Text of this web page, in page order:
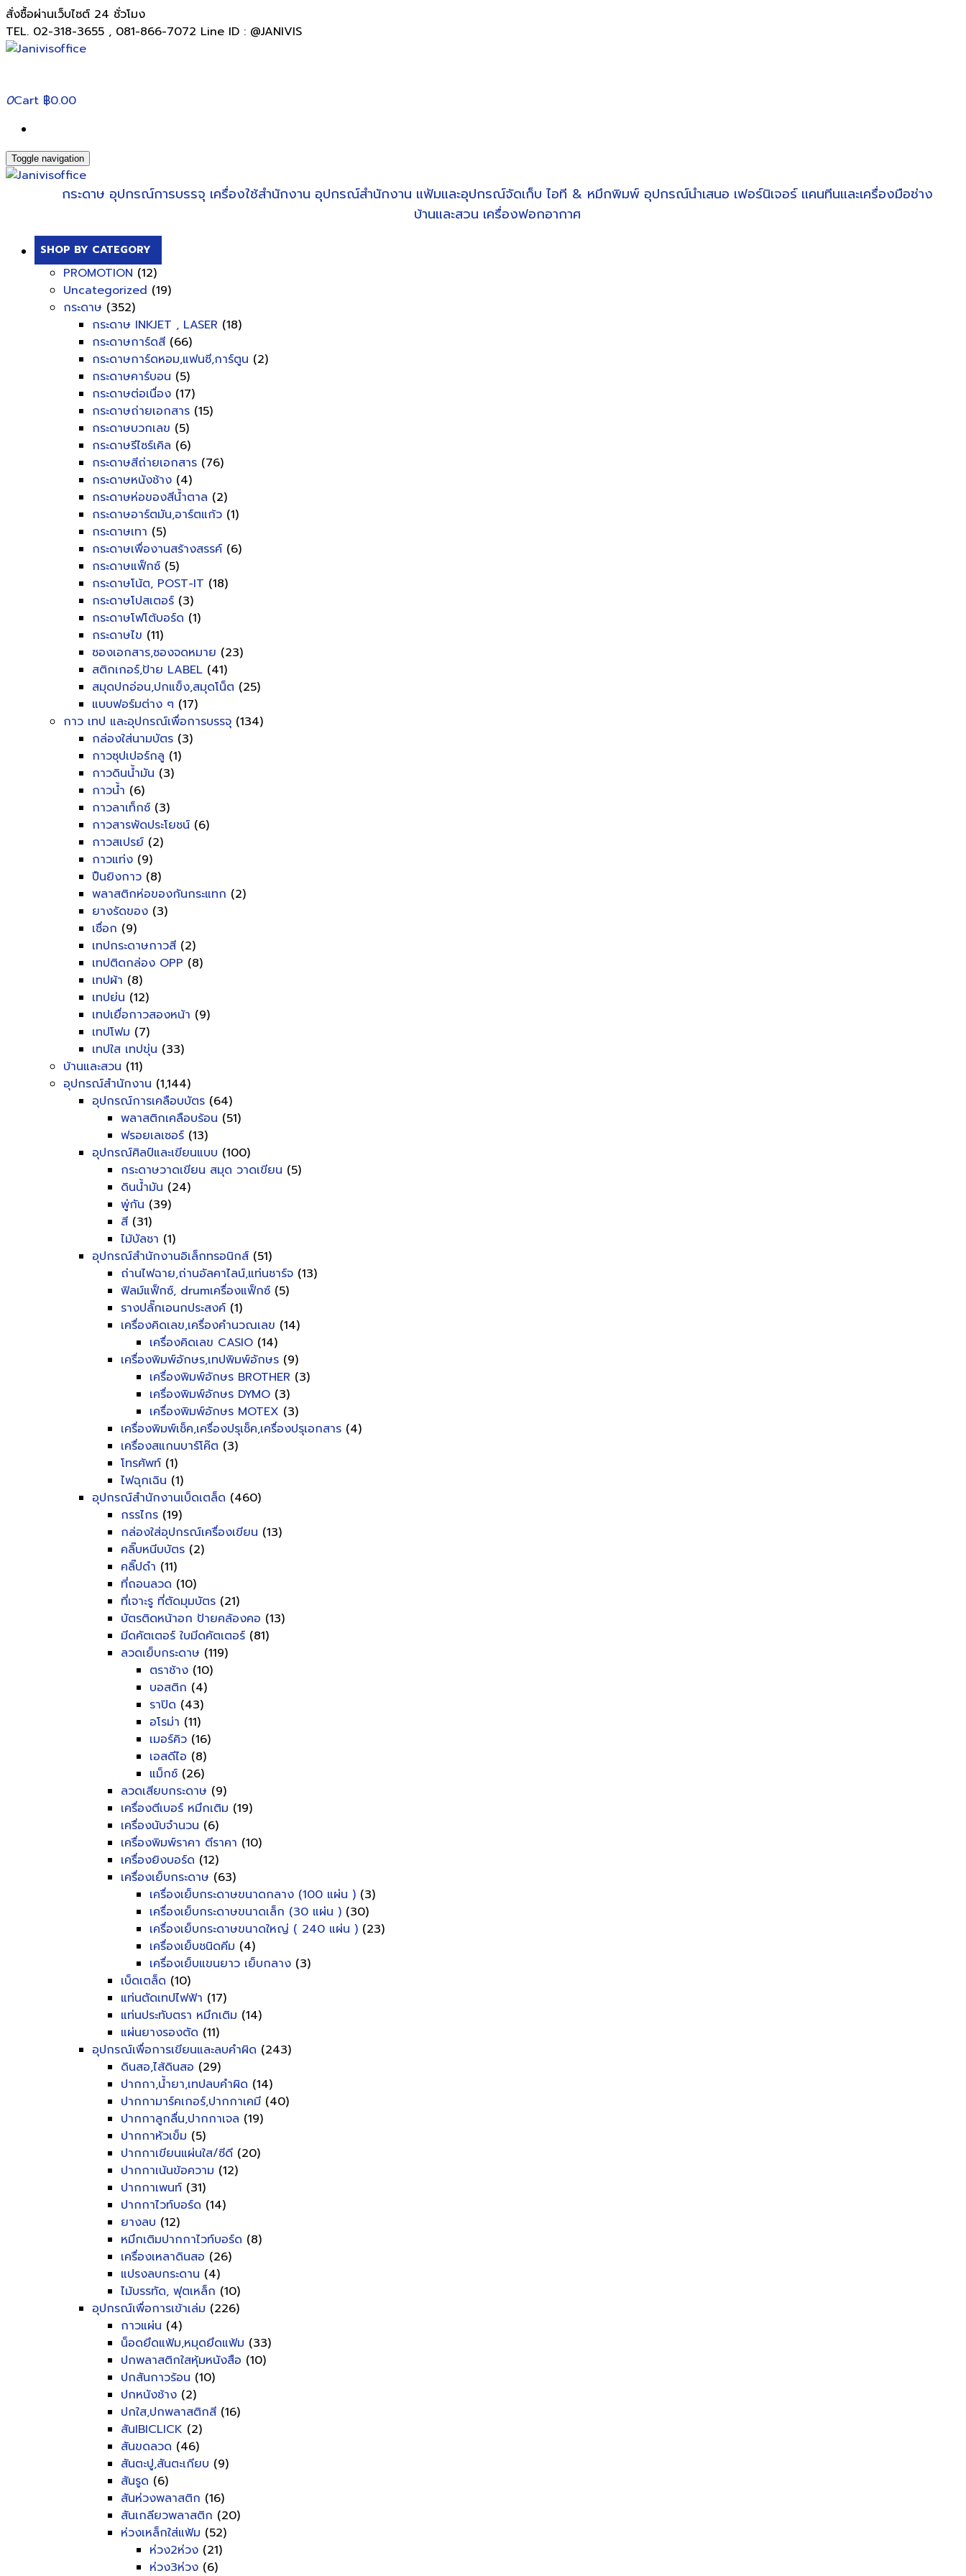
สั่งซื้อผ่านเว็บไซต์ 24 ชั่วโมง
TEL. 02-318-3655 , 081-866-7072 Line ID : @JANIVIS
0Cart ฿0.00
Toggle navigation
กระดาษ อุปกรณ์การบรรจุ เครื่องใช้สำนักงาน อุปกรณ์สำนักงาน แฟ้มและอุปกรณ์จัดเก็บ ไอที & หมึกพิมพ์ อุปกรณ์นำเสนอ เฟอร์นิเจอร์ แคนทีนและเครื่องมือช่าง
บ้านและสวน เครื่องฟอกอากาศ
SHOP BY CATEGORY
PROMOTION (12)
Uncategorized (19)
กระดาษ (352)
กระดาษ INKJET , LASER (18)
กระดาษการ์ดสี (66)
กระดาษการ์ดหอม,แฟนซี,การ์ตูน (2)
กระดาษคาร์บอน (5)
กระดาษต่อเนื่อง (17)
กระดาษถ่ายเอกสาร (15)
กระดาษบวกเลข (5)
กระดาษรีไซร์เคิล (6)
กระดาษสีถ่ายเอกสาร (76)
กระดาษหนังช้าง (4)
กระดาษห่อของสีน้ำตาล (2)
กระดาษอาร์ตมัน,อาร์ตแก้ว (1)
กระดาษเทา (5)
กระดาษเพื่องานสร้างสรรค์ (6)
กระดาษแฟ็กซ์ (5)
กระดาษโน้ต, POST-IT (18)
กระดาษโปสเตอร์ (3)
กระดาษโฟโต้บอร์ด (1)
กระดาษไข (11)
ซองเอกสาร,ซองจดหมาย (23)
สติกเกอร์,ป้าย LABEL (41)
สมุดปกอ่อน,ปกแข็ง,สมุดโน็ต (25)
แบบฟอร์มต่าง ๆ (17)
กาว เทป และอุปกรณ์เพื่อการบรรจุ (134)
กล่องใส่นามบัตร (3)
กาวซุปเปอร์กลู (1)
กาวดินน้ำมัน (3)
กาวน้ำ (6)
กาวลาเท็กซ์ (3)
กาวสารพัดประโยชน์ (6)
กาวสเปรย์ (2)
กาวแท่ง (9)
ปืนยิงกาว (8)
พลาสติกห่อของกันกระแทก (2)
ยางรัดของ (3)
เชื่อก (9)
เทปกระดาษกาวสี (2)
เทปติดกล่อง OPP (8)
เทปผ้า (8)
เทปย่น (12)
เทปเยื่อกาวสองหน้า (9)
เทปโฟม (7)
เทปใส เทปขุ่น (33)
บ้านและสวน (11)
อุปกรณ์สำนักงาน (1,144)
อุปกรณ์การเคลือบบัตร (64)
พลาสติกเคลือบร้อน (51)
ฟรอยเลเซอร์ (13)
อุปกรณ์ศิลป์และเขียนแบบ (100)
กระดาษวาดเขียน สมุด วาดเขียน (5)
ดินน้ำมัน (24)
พู่กัน (39)
สี (31)
ไม้บัลชา (1)
อุปกรณ์สำนักงานอิเล็กทรอนิกส์ (51)
ถ่านไฟฉาย,ถ่านอัลคาไลน์,แท่นชาร์จ (13)
ฟิลม์แฟ็กซ์, drumเครื่องแฟ็กซ์ (5)
รางปลั๊กเอนกประสงค์ (1)
เครื่องคิดเลข,เครื่องคำนวณเลข (14)
เครื่องคิดเลข CASIO (14)
เครื่องพิมพ์อักษร,เทปพิมพ์อักษร (9)
เครื่องพิมพ์อักษร BROTHER (3)
เครื่องพิมพ์อักษร DYMO (3)
เครื่องพิมพ์อักษร MOTEX (3)
เครื่องพิมพ์เช็ค,เครื่องปรุเช็ค,เครื่องปรุเอกสาร (4)
เครื่องสแกนบาร์โค๊ต (3)
โทรศัพท์ (1)
ไฟฉุกเฉิน (1)
อุปกรณ์สำนักงานเบ็ดเตล็ด (460)
กรรไกร (19)
กล่องใส่อุปกรณ์เครื่องเขียน (13)
คลิ๊บหนีบบัตร (2)
คลิ๊ปดำ (11)
ที่ถอนลวด (10)
ที่เจาะรู ที่ตัดมุมบัตร (21)
บัตรติดหน้าอก ป้ายคล้องคอ (13)
มีดคัตเตอร์ ใบมีดคัตเตอร์ (81)
ลวดเย็บกระดาษ (119)
ตราช้าง (10)
บอสติก (4)
ราปิด (43)
อโรม่า (11)
เมอร์คิว (16)
เอสดีไอ (8)
แม็กซ์ (26)
ลวดเสียบกระดาษ (9)
เครื่องตีเบอร์ หมึกเติม (19)
เครื่องนับจำนวน (6)
เครื่องพิมพ์ราคา ตีราคา (10)
เครื่องยิงบอร์ด (12)
เครื่องเย็บกระดาษ (63)
เครื่องเย็บกระดาษขนาดกลาง (100 แผ่น ) (3)
เครื่องเย็บกระดาษขนาดเล็ก (30 แผ่น ) (30)
เครื่องเย็บกระดาษขนาดใหญ่ ( 240 แผ่น ) (23)
เครื่องเย็บชนิดคีม (4)
เครื่องเย็บแขนยาว เย็บกลาง (3)
เบ็ดเตล็ด (10)
แท่นตัดเทปไฟฟ้า (17)
แท่นประทับตรา หมึกเติม (14)
แผ่นยางรองตัด (11)
อุปกรณ์เพื่อการเขียนและลบคำผิด (243)
ดินสอ,ไส้ดินสอ (29)
ปากกา,น้ำยา,เทปลบคำผิด (14)
ปากกามาร์คเกอร์,ปากกาเคมี (40)
ปากกาลูกลื่น,ปากกาเจล (19)
ปากกาหัวเข็ม (5)
ปากกาเขียนแผ่นใส/ซีดี (20)
ปากกาเน้นข้อความ (12)
ปากกาเพนท์ (31)
ปากกาไวท์บอร์ด (14)
ยางลบ (12)
หมึกเติมปากกาไวท์บอร์ด (8)
เครื่องเหลาดินสอ (26)
แปรงลบกระดาน (4)
ไม้บรรทัด, ฟุตเหล็ก (10)
อุปกรณ์เพื่อการเข้าเล่ม (226)
กาวแผ่น (4)
น็อดยึดแฟ้ม,หมุดยึดแฟ้ม (33)
ปกพลาสติกใสหุ้มหนังสือ (10)
ปกสันกาวร้อน (10)
ปกหนังช้าง (2)
ปกใส,ปกพลาสติกสี (16)
สันIBICLICK (2)
สันขดลวด (46)
สันตะปู,สันตะเกียบ (9)
สันรูด (6)
สันห่วงพลาสติก (16)
สันเกลียวพลาสติก (20)
ห่วงเหล็กใส่แฟ้ม (52)
ห่วง2ห่วง (21)
ห่วง3ห่วง (6)